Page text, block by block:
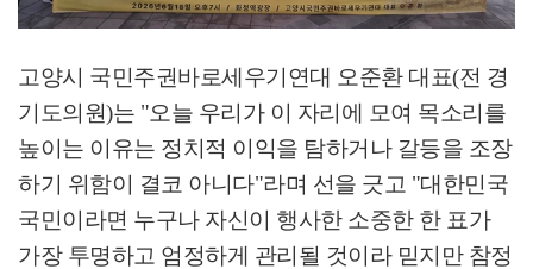
고양시 국민주권바로세우기연대 오준환 대표(전 경
기도의원)는 "오늘 우리가 이 자리에 모여 목소리를
높이는 이유는 정치적 이익을 탐하거나 갈등을 조장
하기 위함이 결코 아니다"라며 선을 긋고 "대한민국
국민이라면 누구나 자신이 행사한 소중한 한 표가
가장 투명하고 엄정하게 관리될 것이라 믿지만 참정